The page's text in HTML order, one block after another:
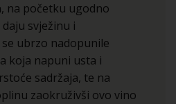
na početku ugodno
svježinu i
ubrzo nadopunile
koja napuni usta i
sadržaja, te na
zaokruživši ovo vino